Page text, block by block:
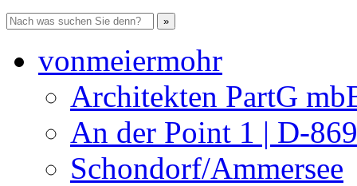
vonmeiermohr
Architekten PartG
An der Point 1 | D-
Schondorf/Ammersee